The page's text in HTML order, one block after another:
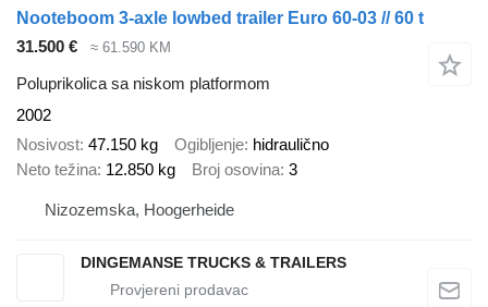
Nooteboom 3-axle lowbed trailer Euro 60-03 // 60 t
31.500 €
≈ 61.590 KM
Poluprikolica sa niskom platformom
2002
Nosivost 47.150 kg Ogibljenje hidraulično
Neto težina 12.850 kg Broj osovina 3
Nizozemska, Hoogerheide
DINGEMANSE TRUCKS & TRAILERS